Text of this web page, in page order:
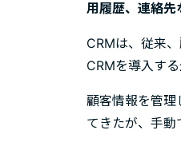
用履歴、連絡先
CRMは、従来
CRMを導入す
顧客情報を管
てきたが、手動